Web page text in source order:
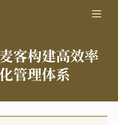
客构建高效率
管理体系